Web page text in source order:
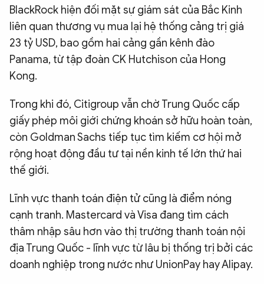
BlackRock hiện đối mặt sự giám sát của Bắc Kinh
liên quan thương vụ mua lại hệ thống cảng trị giá
23 tỷ USD, bao gồm hai cảng gần kênh đào
Panama, từ tập đoàn CK Hutchison của Hong
Kong.
Trong khi đó, Citigroup vẫn chờ Trung Quốc cấp
giấy phép môi giới chứng khoán sở hữu hoàn toàn,
còn Goldman Sachs tiếp tục tìm kiếm cơ hội mở
rộng hoạt động đầu tư tại nền kinh tế lớn thứ hai
thế giới.
Lĩnh vực thanh toán điện tử cũng là điểm nóng
cạnh tranh. Mastercard và Visa đang tìm cách
thâm nhập sâu hơn vào thị trường thanh toán nội
địa Trung Quốc - lĩnh vực từ lâu bị thống trị bởi các
doanh nghiệp trong nước như UnionPay hay Alipay.